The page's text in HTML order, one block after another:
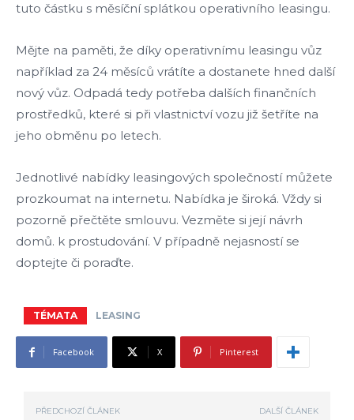
tuto částku s měsíční splátkou operativního leasingu.
Mějte na paměti, že díky operativnímu leasingu vůz
například za 24 měsíců vrátíte a dostanete hned další
nový vůz. Odpadá tedy potřeba dalších finančních
prostředků, které si při vlastnictví vozu již šetříte na
jeho obměnu po letech.
Jednotlivé nabídky leasingových společností můžete
prozkoumat na internetu. Nabídka je široká. Vždy si
pozorně přečtěte smlouvu. Vezměte si její návrh
domů. k prostudování. V případně nejasností se
doptejte či poraďte.
TÉMATA LEASING
Facebook X Pinterest
PŘEDCHOZÍ ČLÁNEK DALŠÍ ČLÁNEK